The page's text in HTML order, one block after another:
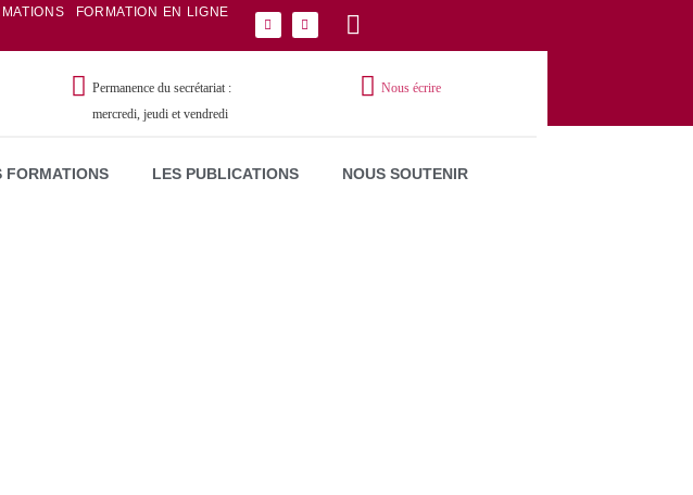
FORMATION EN LIGNE
Permanence du secrétariat :
mercredi, jeudi et vendredi
Nous écrire
FORMATIONS LES PUBLICATIONS NOUS SOUTENIR